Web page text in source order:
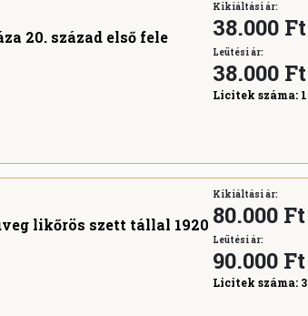
20. század első fele
Kikiáltási ár:
38.000 Ft
Leütési ár:
38.000 Ft
Licitek száma: 1
likőrös szett tállal 1920
Kikiáltási ár:
80.000 Ft
Leütési ár:
90.000 Ft
Licitek száma: 3